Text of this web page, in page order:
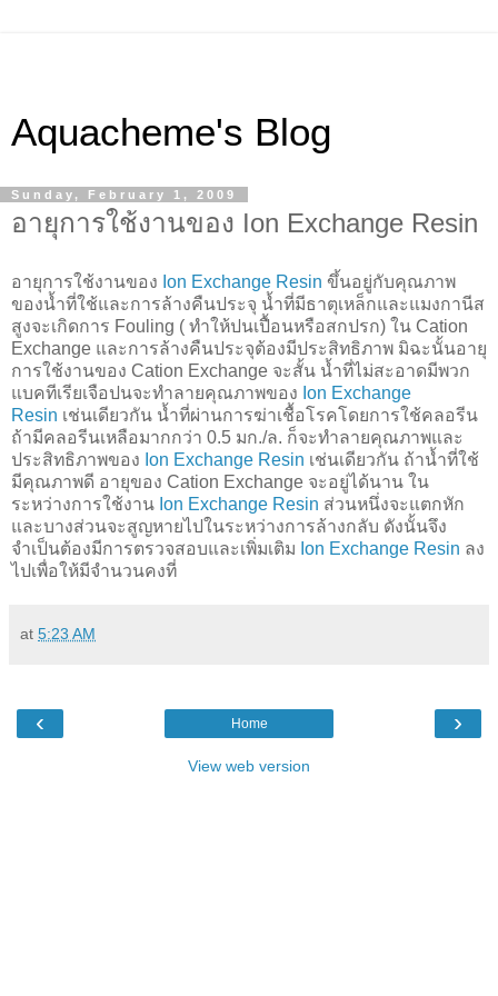
Aquacheme's Blog
Sunday, February 1, 2009
อายุการใช้งานของ Ion Exchange Resin
อายุการใช้งานของ Ion Exchange Resin ขึ้นอยู่กับคุณภาพ
ของน้ำที่ใช้และการล้างคืนประจุ น้ำที่มีธาตุเหล็กและแมงกานีส
สูงจะเกิดการ Fouling ( ทำให้ปนเปื้อนหรือสกปรก) ใน Cation
Exchange และการล้างคืนประจุต้องมีประสิทธิภาพ มิฉะนั้นอายุ
การใช้งานของ Cation Exchange จะสั้น น้ำที่ไม่สะอาดมีพวก
แบคทีเรียเจือปนจะทำลายคุณภาพของ Ion Exchange
Resin เช่นเดียวกัน น้ำที่ผ่านการฆ่าเชื้อโรคโดยการใช้คลอรีน
ถ้ามีคลอรีนเหลือมากกว่า 0.5 มก./ล. ก็จะทำลายคุณภาพและ
ประสิทธิภาพของ Ion Exchange Resin เช่นเดียวกัน ถ้าน้ำที่ใช้
มีคุณภาพดี อายุของ Cation Exchange จะอยู่ได้นาน ใน
ระหว่างการใช้งาน Ion Exchange Resin ส่วนหนึ่งจะแตกหัก
และบางส่วนจะสูญหายไปในระหว่างการล้างกลับ ดังนั้นจึง
จำเป็นต้องมีการตรวจสอบและเพิ่มเติม Ion Exchange Resin ลง
ไปเพื่อให้มีจำนวนคงที่
at 5:23 AM
‹ ›
Home
View web version